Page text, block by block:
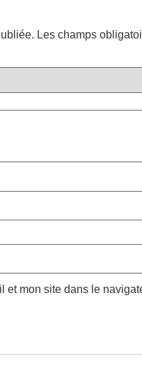
Les champs
et mon site dans le